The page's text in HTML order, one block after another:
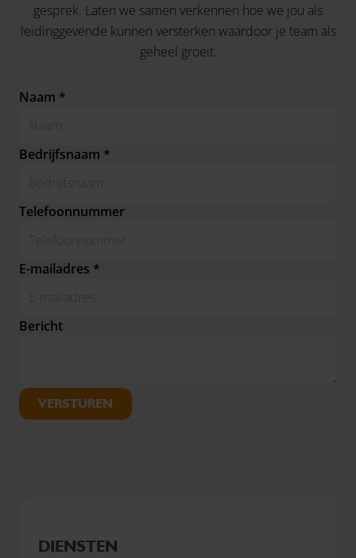
gesprek. Laten we samen verkennen hoe we jou als
leidinggevende kunnen versterken waardoor je team als
geheel groeit.
Naam *
Bedrijfsnaam *
Telefoonnummer
E-mailadres *
Bericht
VERSTUREN
DIENSTEN